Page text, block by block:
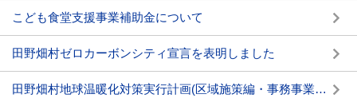
こども食堂支援事業補助金について
田野畑村ゼロカーボンシティ宣言を表明しました
田野畑村地球温暖化対策実行計画(区域施策編・事務事業編)を策定しました